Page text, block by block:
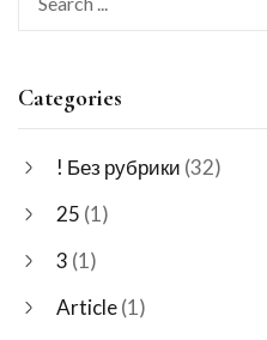
Categories
! Без рубрики (32)
25 (1)
3 (1)
Article(1)